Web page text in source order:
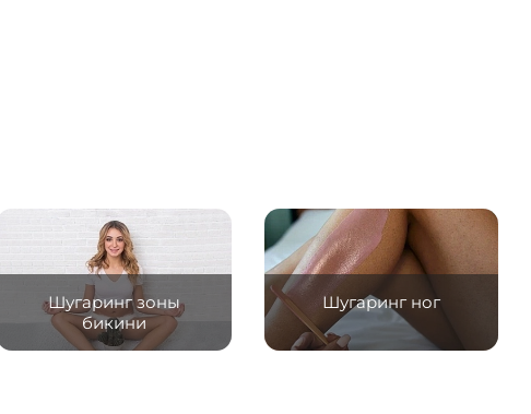
Шугаринг зоны
бикини
Шугаринг ног